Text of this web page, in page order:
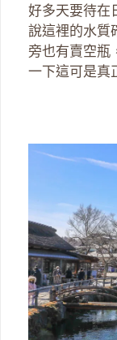
好多天要待在
說這裡的水質
旁也有賣空瓶
一下這可是真